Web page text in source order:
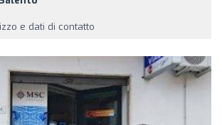
e dati di contatto